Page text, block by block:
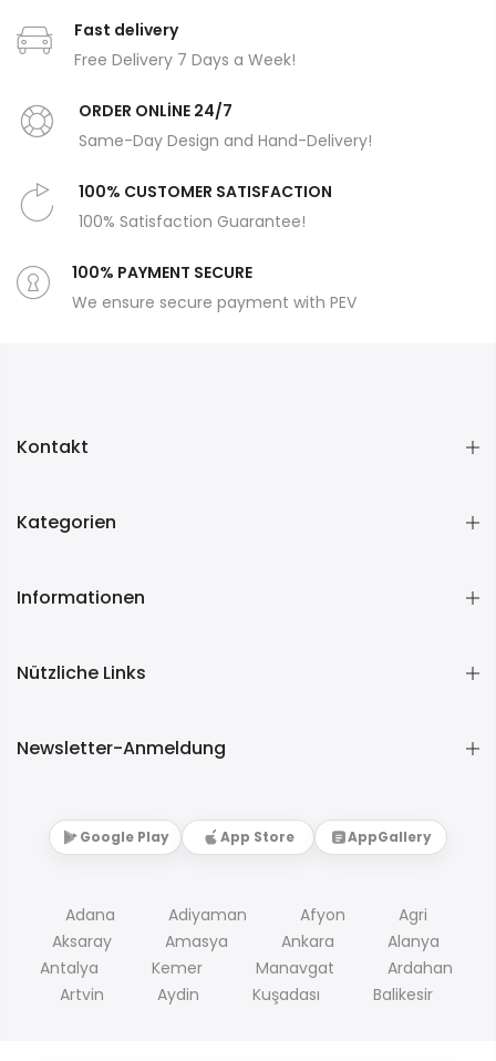
Fast delivery
Free Delivery 7 Days a Week!
ORDER ONLİNE 24/7
Same-Day Design and Hand-Delivery!
100% CUSTOMER SATISFACTION
100% Satisfaction Guarantee!
100% PAYMENT SECURE
We ensure secure payment with PEV
Kontakt
Kategorien
Informationen
Nützliche Links
Newsletter-Anmeldung
Google Play App Store AppGallery
Adana Adiyaman Afyon
Agri
Aksaray
Amasya Ankara
Alanya
Antalya
Kemer Manavgat
Ardahan
Artvin
Aydin Kuşadası Balikesir